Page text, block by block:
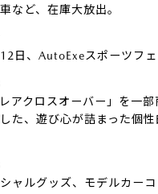
など、在庫大放出。
日、AutoExeスポーツフェ
アクロスオーバー」を一
た、遊び心が詰まった個
ャルグッズ、モデルカー